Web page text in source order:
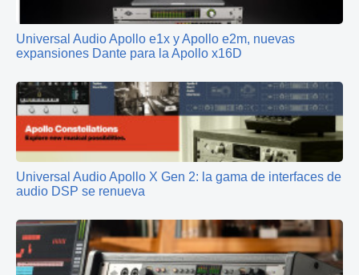
Universal Audio Apollo e1x y Apollo e2m, nuevas
expansiones Dante para la Apollo x16D
Universal Audio Apollo X Gen 2: la gama de interfaces de
audio DSP se renueva